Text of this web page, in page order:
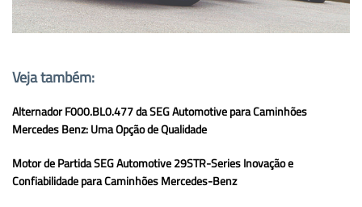
Veja também:
Alternador F000.BL0.477 da SEG Automotive para Caminhões
Mercedes Benz: Uma Opção de Qualidade
Motor de Partida SEG Automotive 29STR-Series Inovação e
Confiabilidade para Caminhões Mercedes-Benz